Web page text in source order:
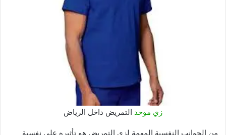
زي موحد التمريض داخل الرياض
من الجوانب النفسية المهمة لزي التمريض هو تأثيره على نفسية